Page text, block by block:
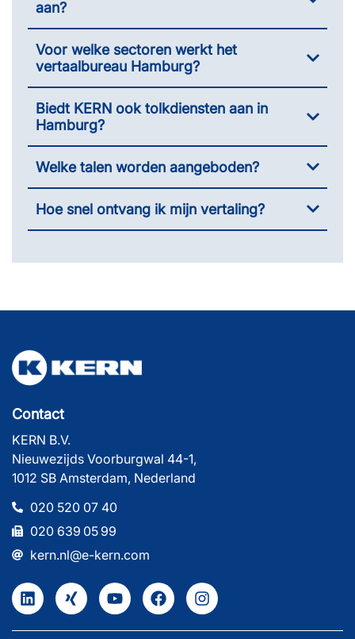
aan?
Voor welke sectoren werkt het
vertaalbureau Hamburg?
Biedt KERN ook tolkdiensten aan in
Hamburg?
Welke talen worden aangeboden?
Hoe snel ontvang ik mijn vertaling?
Contact
KERN B.V.
Nieuwezijds Voorburgwal 44-1,
1012 SB Amsterdam, Nederland
020 520 07 40
020 639 05 99
kern.nl@e-kern.com